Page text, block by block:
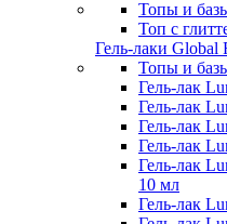
Топы и
Топ с
Гель-лаки Global
Топы и
Гель-лак
Гель-лак
Гель-лак
Гель-лак
Гель-лак
10 мл
Гель-лак